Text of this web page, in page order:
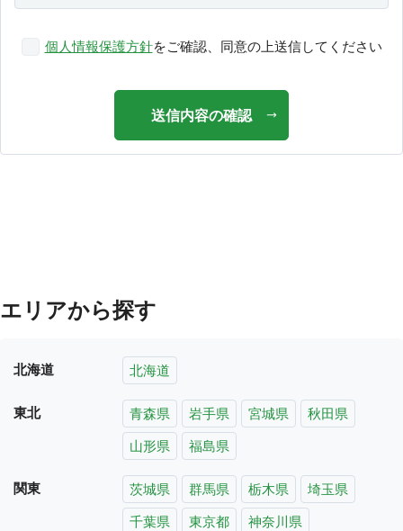
個人情報保護方針をご確認、同意の上送信してください
送信内容の確認
エリアから探す
北海道 北海道
東北 青森県 岩手県 宮城県
秋田県
山形県
福島県
関東 茨城県 群馬県 栃木県
埼玉県
千葉県
東京都 神奈川県